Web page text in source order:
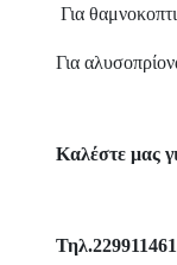
Για
Για
Καλέστε μας